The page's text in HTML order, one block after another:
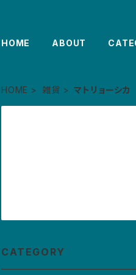
HOME ABOUT
HOME 雑貨 マトリョーシカ
CATEGORY